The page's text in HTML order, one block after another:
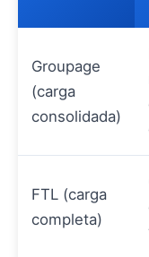
Groupage
(carga
consolidada)
FTL (carga
completa)